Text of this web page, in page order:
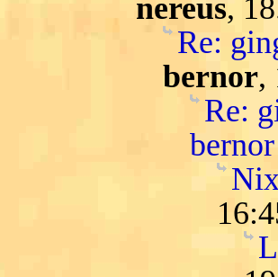
nereus,
Re:
bernor,
Re:
bernor